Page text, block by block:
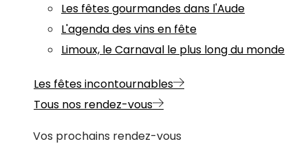
Les fêtes gourmandes dans l'Aude
L'agenda des vins en fête
Limoux, le Carnaval le plus long du monde
Les fêtes incontournables
Tous nos rendez-vous
Vos prochains rendez-vous